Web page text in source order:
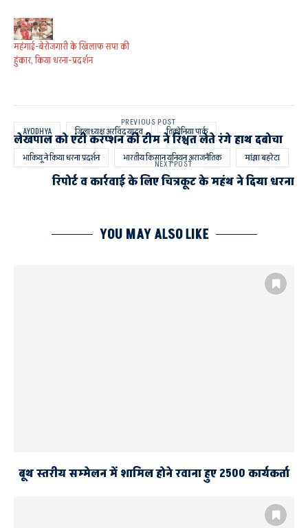
महंगाई-बेरोजगारी के खिलाफ सपा की
हुंकार, किया धरना-प्रदर्शन
AYODHYA जिलाध्यक्ष अरविंद यादव तिकोनिया पार्क
भाकियू ने किया धरना प्रदर्शन भारतीय किसान यूनियन अराजनैतिक मांझा बहरेटा
PREVIOUS POST
लेखपाल को एंटी करप्शन की टीम ने रिश्वत लेते रंगे हाथ दबोचा
NEXT POST
रिपोर्ट व कार्रवाई के लिए चित्रकूट के महंथ ने दिया धरना
YOU MAY ALSO LIKE
बूथ स्तरीय सम्मेलन में शामिल होने रवाना हुए 2500 कार्यकर्ता